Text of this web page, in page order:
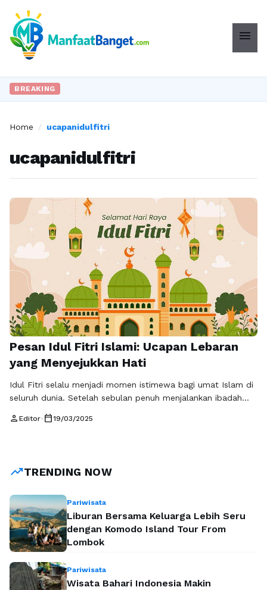
menu
BREAKING
Home / ucapanidulfitri
ucapanidulfitri
Pesan Idul Fitri Islami: Ucapan Lebaran
yang Menyejukkan Hati
Idul Fitri selalu menjadi momen istimewa bagi umat Islam di
seluruh dunia. Setelah sebulan penuh menjalankan ibadah
menjadi waktu yang dinantikan untuk bersilaturahmi, berbagi
Fitri. Dengan …Baca Selengkapnya
person Editor• calendar_today19/03/2025
trending_upTRENDING NOW
Pariwisata
Liburan Bersama Keluarga Lebih Seru
dengan Komodo Island Tour From
Lombok
Pariwisata
Wisata Bahari Indonesia Makin